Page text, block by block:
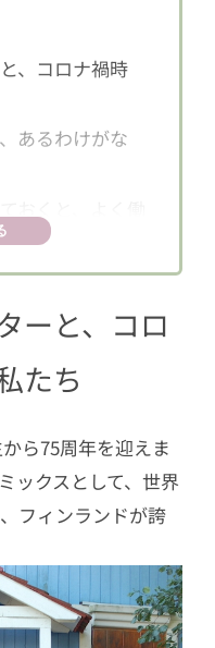
、コロナ禍時
あるわけがな
パパ
って、いいこ
／ムーミンマ
ったら・・・
ーと、コロ
たち
ら75周年を迎えま
ックスとして、世界
フィンランドが誇